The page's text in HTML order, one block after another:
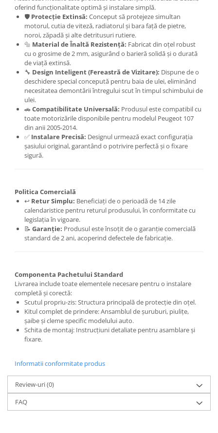
Carlige Tesla
Carlige Toyota
Carlige Volkswagen
Carlige Volvo
Carlige Xpeng
Carlige Xpeng G6
Carlige Xpeng G9
oferind funcționalitate optimă și instalare simplă.
🛡️ Protecție Extinsă: Conceput să protejeze simultan
motorul, cutia de viteză, radiatorul și bara față de pietre,
noroi, zăpadă și alte detritusuri rutiere.
🔩 Material de Înaltă Rezistență: Fabricat din oțel robust
cu o grosime de 2 mm, asigurând o barieră solidă și o durată
de viață extinsă.
🔧 Design Inteligent (Fereastră de Vizitare): Dispune de o
deschidere special concepută pentru baia de ulei, eliminând
necesitatea demontării întregului scut în timpul schimbului de
ulei.
🚗Compatibilitate Universală: Produsul este compatibil cu
toate motorizările disponibile pentru modelul Peugeot 107
din anii 2005-2014.
✅ Instalare Precisă: Designul urmează exact configurația
șasiului original, garantând o potrivire perfectă și o fixare
sigură.
Politica Comercială
↩️ Retur Simplu: Beneficiați de o perioadă de 14 zile
calendaristice pentru returul produsului, în conformitate cu
legislația în vigoare.
📝 Garanție: Produsul este însoțit de o garanție comercială
standard de 2 ani, acoperind defectele de fabricație.
Componenta Pachetului Standard
Livrarea include toate elementele necesare pentru o instalare
completă și corectă:
Scutul propriu-zis: Structura principală de protecție din oțel.
Kitul complet de prindere: Ansamblul de șuruburi, piulițe,
șaibe și cleme specific modelului auto.
Schita de montaj: Instrucțiuni detaliate pentru asamblare și
fixare.
Informatii conformitate produs
Review-uri(0)
FAQ